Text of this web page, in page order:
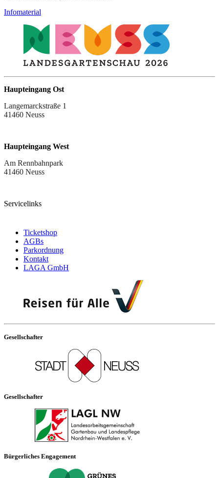
Infomaterial
Haupteingang Ost
Langemarckstraße 1
41460 Neuss
Haupteingang West
Am Rennbahnpark
41460 Neuss
Servicelinks
Ticketshop
AGBs
Parkordnung
Kontakt
LAGA GmbH
Gesellschafter
Gesellschafter
Bürgerliches Engagement